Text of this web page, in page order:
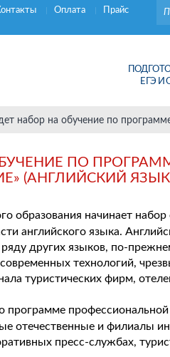
Оплата Прайс
ЕГЭ И
набор на обучение по
ПО
(АНГЛИЙСКИЙ
образования начинает
английского языка.
других языков, по-
технологий,
туристических фирм,
программе
отечественные и филиалы
пресс-службах,